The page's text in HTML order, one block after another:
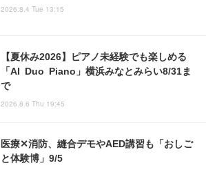
2026.8.4 Tue 13:15
【夏休み2026】ピアノ未経験でも楽しめる
「AI Duo Piano」横浜みなとみらい8/31ま
で
2026.8.6 Thu 19:45
医療✕消防、縫合デモやAED講習も「おしご
と体験博」9/5